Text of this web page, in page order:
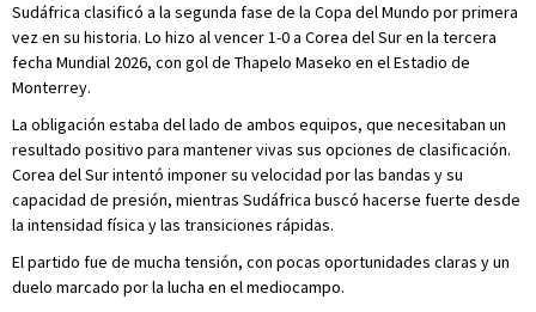
Sudáfrica clasificó a la segunda fase de la Copa del Mundo por primera
vez en su historia. Lo hizo al vencer 1-0 a Corea del Sur en la tercera
fecha Mundial 2026, con gol de Thapelo Maseko en el Estadio de
Monterrey.
La obligación estaba del lado de ambos equipos, que necesitaban un
resultado positivo para mantener vivas sus opciones de clasificación.
Corea del Sur intentó imponer su velocidad por las bandas y su
capacidad de presión, mientras Sudáfrica buscó hacerse fuerte desde
la intensidad física y las transiciones rápidas.
El partido fue de mucha tensión, con pocas oportunidades claras y un
duelo marcado por la lucha en el mediocampo.